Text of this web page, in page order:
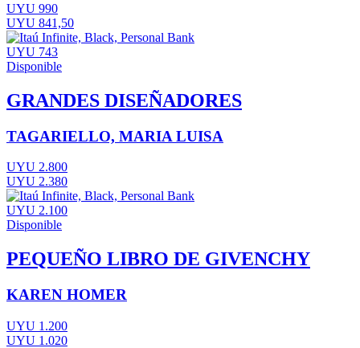
UYU 990
UYU 841,50
UYU 743
Disponible
GRANDES DISEÑADORES
TAGARIELLO, MARIA LUISA
UYU 2.800
UYU 2.380
UYU 2.100
Disponible
PEQUEÑO LIBRO DE GIVENCHY
KAREN HOMER
UYU 1.200
UYU 1.020